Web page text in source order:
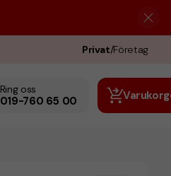
Privat/Företag
Ring oss
019-760 65 00